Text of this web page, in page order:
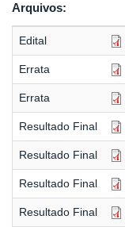
Arquivos:
Edital
Errata
Errata
Resultado Final
Resultado Final
Resultado Final
Resultado Final